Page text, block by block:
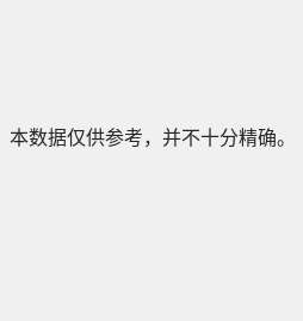
本数据仅供参考，并不十分精确。